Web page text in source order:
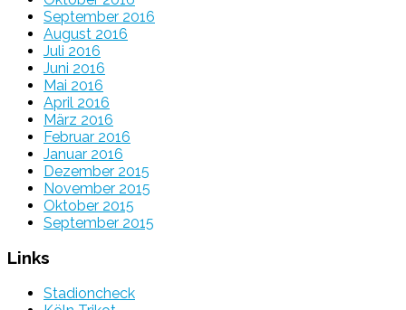
September 2016
August 2016
Juli 2016
Juni 2016
Mai 2016
April 2016
März 2016
Februar 2016
Januar 2016
Dezember 2015
November 2015
Oktober 2015
September 2015
Links
Stadioncheck